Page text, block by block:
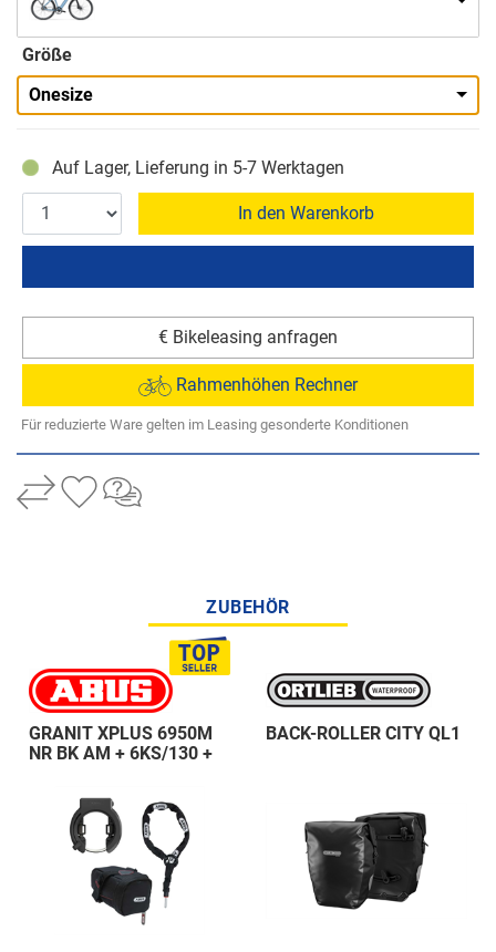
Größe
Onesize
Auf Lager, Lieferung in 5-7 Werktagen
In den Warenkorb
€ Bikeleasing anfragen
Rahmenhöhen Rechner
Für reduzierte Ware gelten im Leasing gesonderte Konditionen
ZUBEHÖR
GRANIT XPLUS 6950M
NR BK AM + 6KS/130 +
BACK-ROLLER CITY QL1